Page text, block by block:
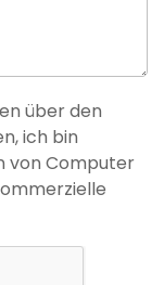
über den
ich bin
von Computer